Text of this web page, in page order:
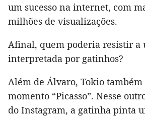
um sucesso na internet, com
milhões de visualizações.
Afinal, quem poderia resistir a
interpretada por gatinhos?
Além de Álvaro, Tokio também
momento “Picasso”. Nesse
do Instagram, a gatinha pinta